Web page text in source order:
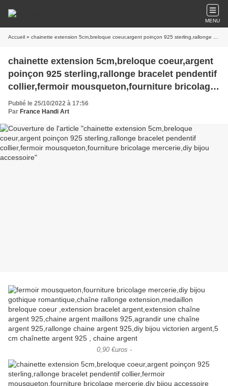
MENU
Accueil » chainette extension 5cm,breloque coeur,argent poinçon 925 sterling,rallonge bracelet pendentif collier,fermoir mousqueton,fourniture bricolage mercerie,diy bijou accessoire
chainette extension 5cm,breloque coeur,argent
poinçon 925 sterling,rallonge bracelet pendentif
collier,fermoir mousqueton,fourniture bricolage
mercerie,diy bijou accessoire
Publié le 25/10/2022 à 17:56
Par France Handi Art
0,90 €uros -